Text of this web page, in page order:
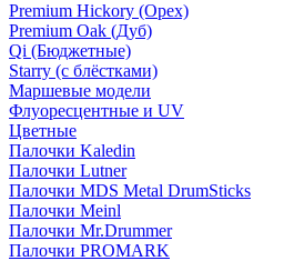
Premium Hickory (Орех)
Premium Oak (Дуб)
Qi (Бюджетные)
Starry (с блёстками)
Маршевые модели
Флуоресцентные и UV
Цветные
Палочки Kaledin
Палочки Lutner
Палочки MDS Metal DrumSticks
Палочки Meinl
Палочки Mr.Drummer
Палочки PROMARK